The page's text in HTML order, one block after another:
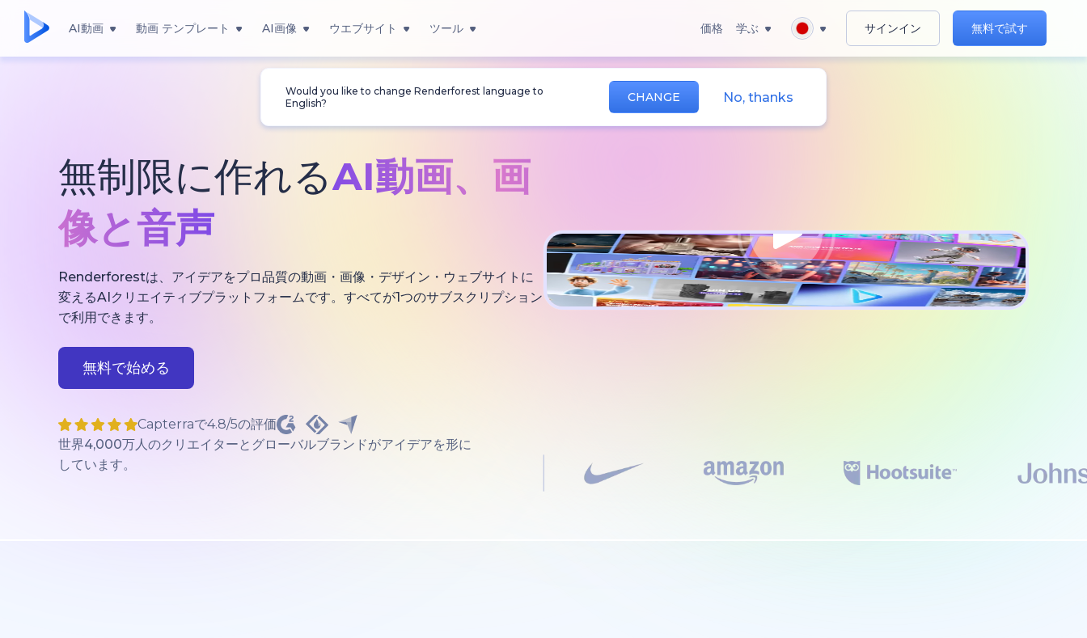
AI動画 動画 テンプレート AI画像 ウエブサイト ツール 価格 学ぶ サインイン 無料で試す
Would you like to change Renderforest language to
English?
CHANGE No, thanks
無制限に作れるAI動画、 画
像と音声
Renderforestは、アイデアをプロ品質の動画・画像・デザイン・ウェブサイトに
変えるAIクリエイティブプラットフォームです。すべてが1つのサブスクリプション
で利用できます。
無料で始める
Capterraで4.8/5の評価
世界4,000万人のクリエイターとグローバルブランドがアイデアを形に
しています。